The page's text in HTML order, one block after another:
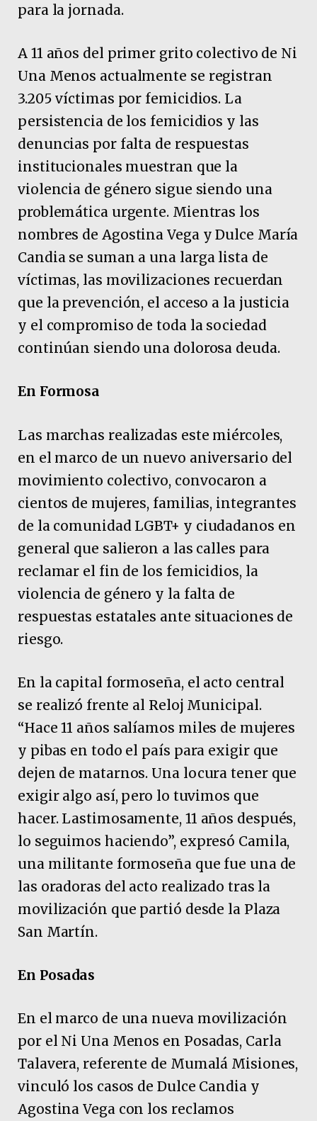
para la jornada.
A 11 años del primer grito colectivo de Ni
Una Menos actualmente se registran
3.205 víctimas por femicidios. La
persistencia de los femicidios y las
denuncias por falta de respuestas
institucionales muestran que la
violencia de género sigue siendo una
problemática urgente. Mientras los
nombres de Agostina Vega y Dulce María
Candia se suman a una larga lista de
víctimas, las movilizaciones recuerdan
que la prevención, el acceso a la justicia
y el compromiso de toda la sociedad
continúan siendo una dolorosa deuda.
En Formosa
Las marchas realizadas este miércoles,
en el marco de un nuevo aniversario del
movimiento colectivo, convocaron a
cientos de mujeres, familias, integrantes
de la comunidad LGBT+ y ciudadanos en
general que salieron a las calles para
reclamar el fin de los femicidios, la
violencia de género y la falta de
respuestas estatales ante situaciones de
riesgo.
En la capital formoseña, el acto central
se realizó frente al Reloj Municipal.
“Hace 11 años salíamos miles de mujeres
y pibas en todo el país para exigir que
dejen de matarnos. Una locura tener que
exigir algo así, pero lo tuvimos que
hacer. Lastimosamente, 11 años después,
lo seguimos haciendo”, expresó Camila,
una militante formoseña que fue una de
las oradoras del acto realizado tras la
movilización que partió desde la Plaza
San Martín.
En Posadas
En el marco de una nueva movilización
por el Ni Una Menos en Posadas, Carla
Talavera, referente de Mumalá Misiones,
vinculó los casos de Dulce Candia y
Agostina Vega con los reclamos